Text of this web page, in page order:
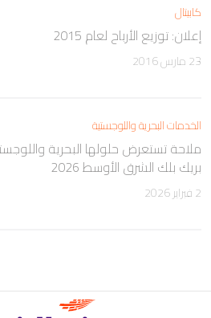
كابيتال
إعلان: توزيع الأرباح لعام 2015
23 مارس 2016
الخدمات البحرية واللوجستية
ملاحة تستعرض حلولها البحرية
بريك بلك الشرق الأوسط 2026
2 فبراير 2026